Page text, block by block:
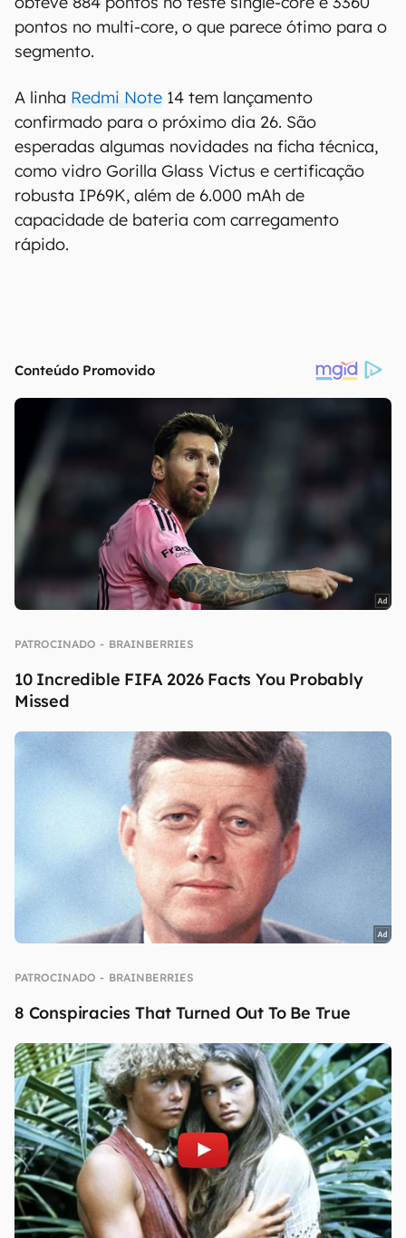
pontos no multi-core, o que parece ótimo para o
segmento.
A linha Redmi Note 14 tem lançamento
confirmado para o próximo dia 26. São
esperadas algumas novidades na ficha técnica,
como vidro Gorilla Glass Victus e certificação
robusta IP69K, além de 6.000 mAh de
capacidade de bateria com carregamento
rápido.